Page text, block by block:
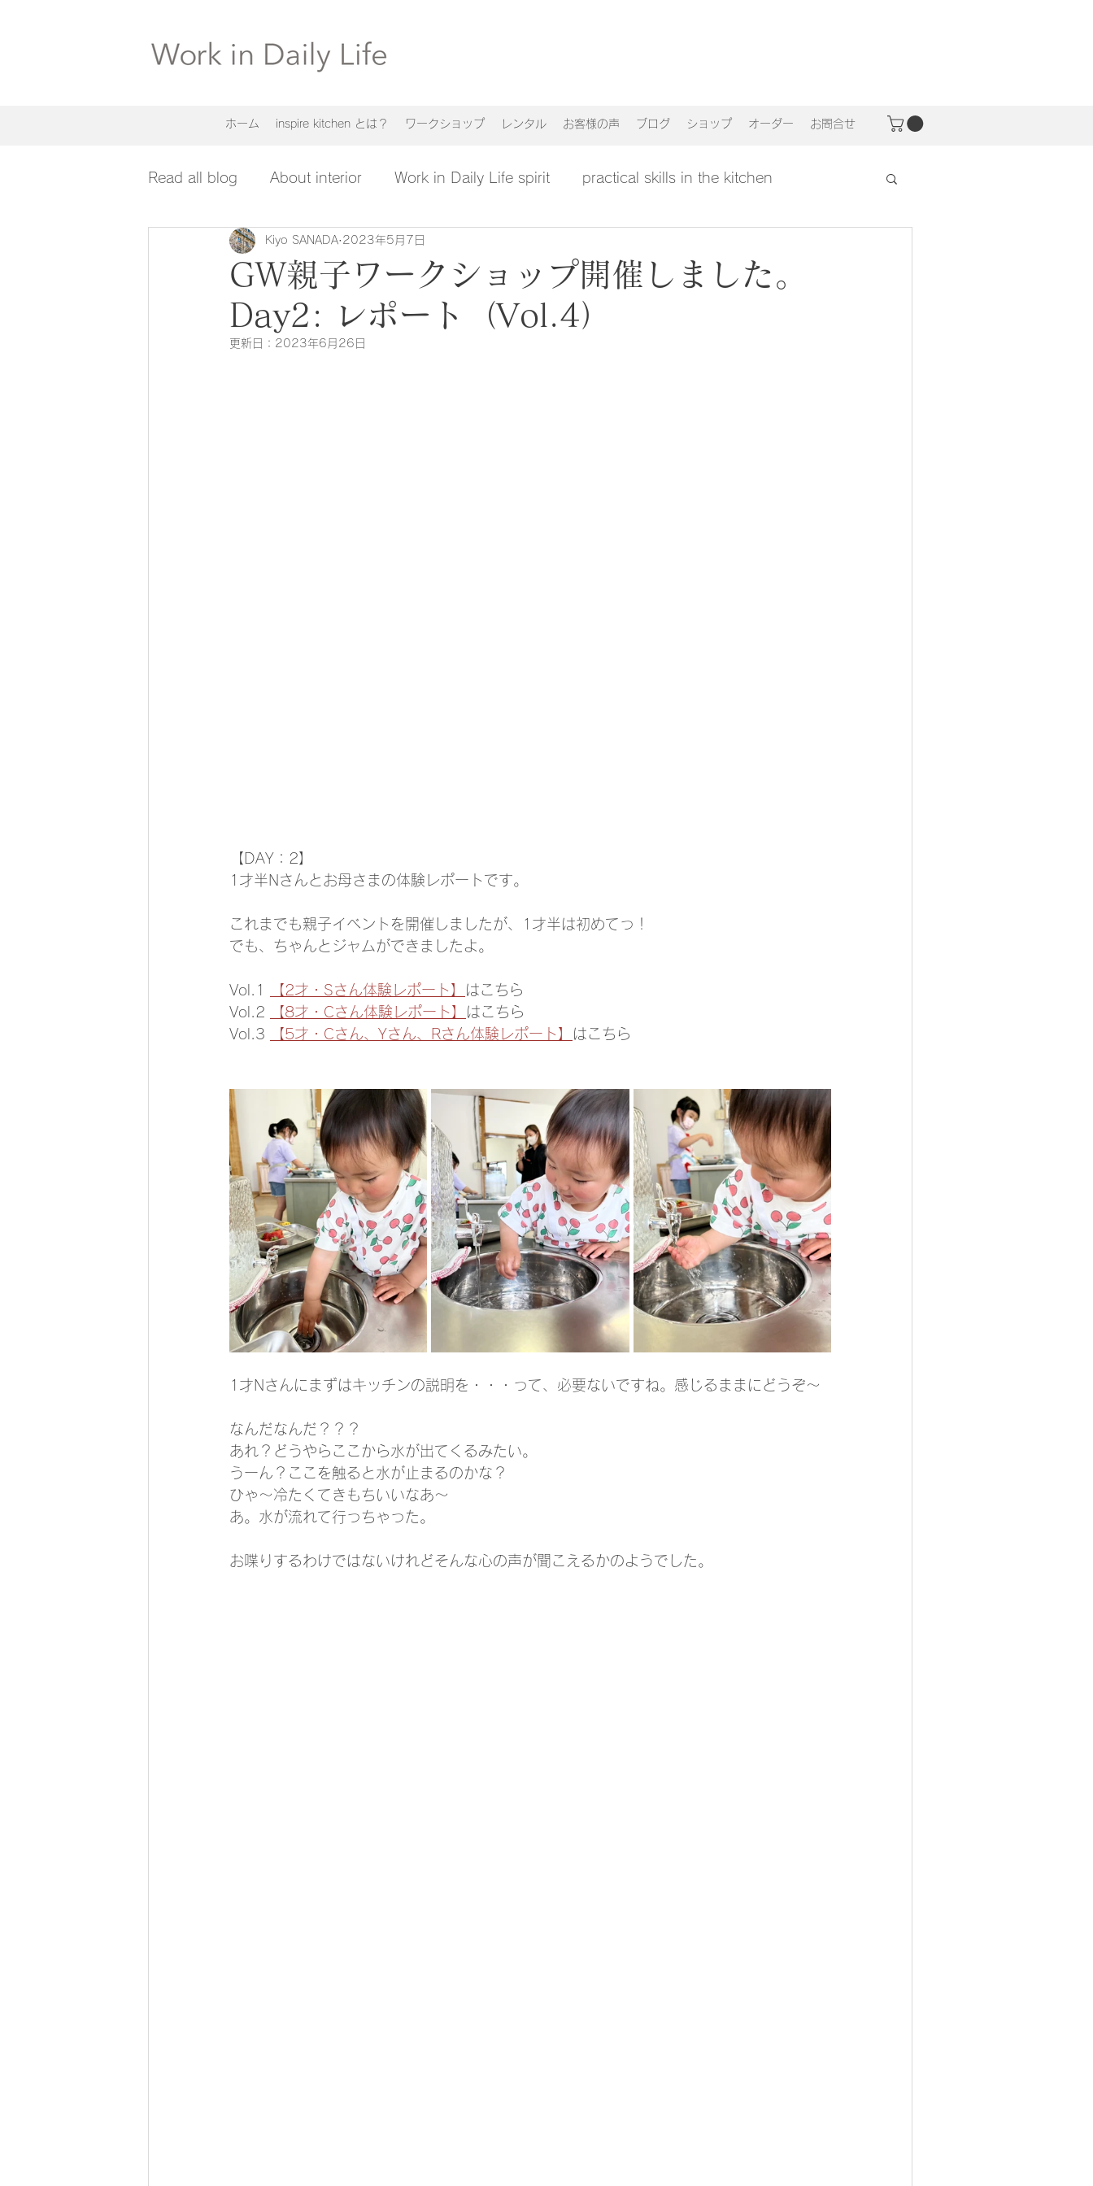
ホーム inspire kitchen とは？ ワークショップ レンタル お客様の声 ブログ ショップ オーダー お問合せ
Read all blog About interior Work in Daily Life spirit practical skills in the kitchen
GW親子ワークショップ開催しました。
Day2: レポート（Vol.4）
Kiyo SANADA 2023年5月7日
更新日： 2023年6月26日
【DAY：2】
1才半Nさんとお母さまの体験レポートです。
これまでも親子イベントを開催しましたが、1才半は初めてっ！
でも、ちゃんとジャムができましたよ。
Vol.1 【2才・Sさん体験レポート】
はこちら
Vol.2
【8才・Cさん体験レポート】
はこちら
Vol.3
【5才・Cさん、Yさん、Rさん体験レポート】 はこちら
1才Nさんにまずはキッチンの説明を・・・って、必要ないですね。感じるままにどうぞ～
なんだなんだ？？？
あれ？どうやらここから水が出てくるみたい。
うーん？ここを触ると水が止まるのかな？
ひゃ～冷たくてきもちいいなあ～
あ。水が流れて行っちゃった。
お喋りするわけではないけれどそんな心の声が聞こえるかのようでした。